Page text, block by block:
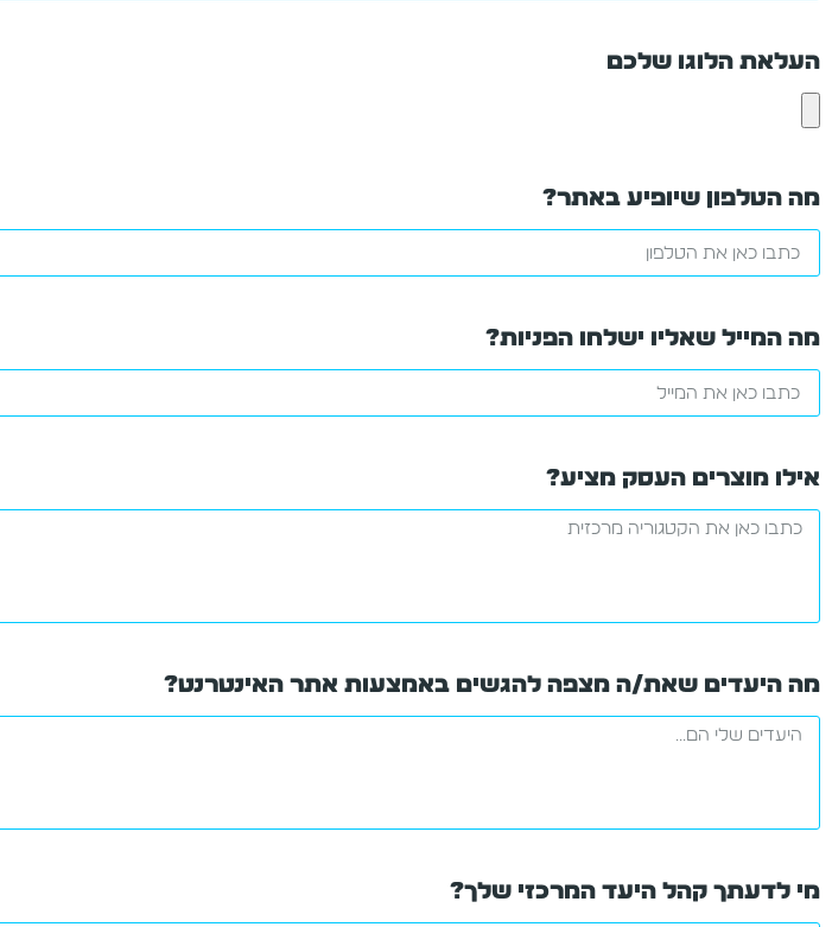
העלאת הלוגו שלכם
מה הטלפון שיופיע באתר?
מה המייל שאליו ישלחו הפניות?
אילו מוצרים העסק מציע?
מה היעדים שאת/ה מצפה להגשים באמצעות אתר האינטרנט?
מי לדעתך קהל היעד המרכזי שלך?